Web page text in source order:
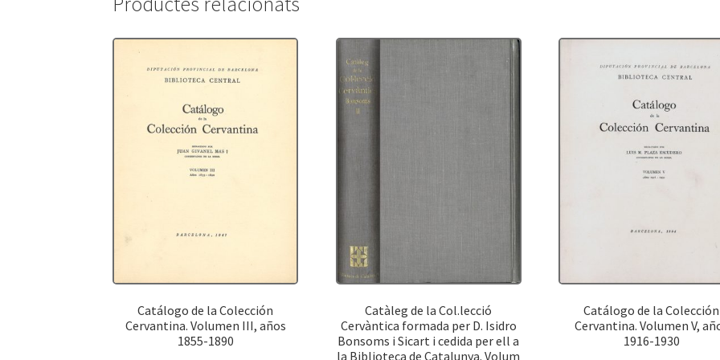
Catálogo de la Colección
Cervantina. Volumen III, años
1855-1890
Catàleg de la Col.lecció
Cervàntica formada per D. Isidro
Bonsoms i Sicart i cedida per ell a
la Biblioteca de Catalunya. Volum
Catálogo de la Colección
Cervantina. Volumen V,
1916-1930